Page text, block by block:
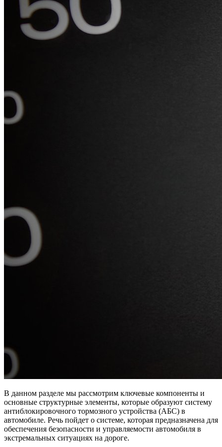
В данном разделе мы рассмотрим ключевые компоненты и
основные структурные элементы, которые образуют систему
антиблокировочного тормозного устройства (АБС) в
автомобиле. Речь пойдет о системе, которая предназначена для
обеспечения безопасности и управляемости автомобиля в
экстремальных ситуациях на дороге.